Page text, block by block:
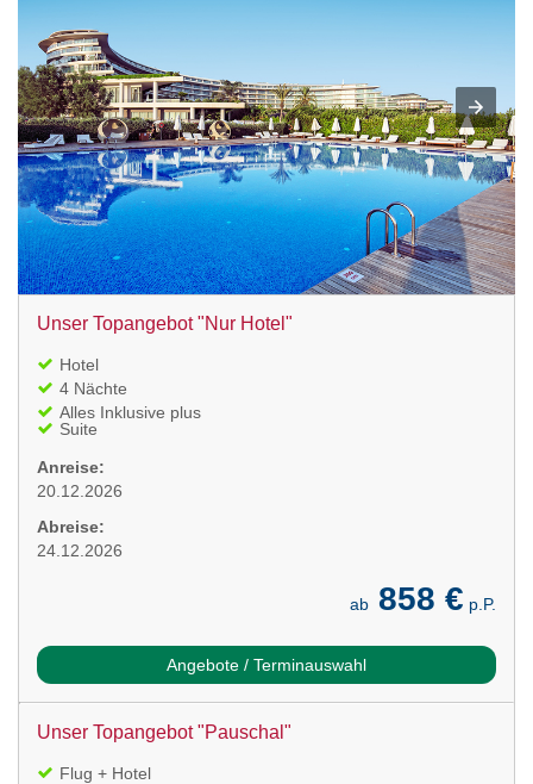
Unser Topangebot "Nur Hotel"
Hotel
4 Nächte
Alles Inklusive plus
Suite
Anreise:
20.12.2026
Abreise:
24.12.2026
ab 858 € p.P.
Angebote / Terminauswahl
Unser Topangebot "Pauschal"
Flug + Hotel